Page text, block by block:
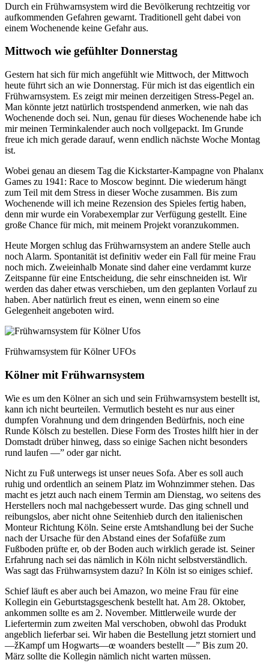
Durch ein Frühwarnsystem wird die Bevölkerung rechtzeitig vor
aufkommenden Gefahren gewarnt. Traditionell geht dabei von
einem Wochenende keine Gefahr aus.
Mittwoch wie gefühlter Donnerstag
Gestern hat sich für mich angefühlt wie Mittwoch, der Mittwoch
heute führt sich an wie Donnerstag. Für mich ist das eigentlich ein
Frühwarnsystem. Es zeigt mir meinen derzeitigen Stress-Pegel an.
Man könnte jetzt natürlich trostspendend anmerken, wie nah das
Wochenende doch sei. Nun, genau für dieses Wochenende habe ich
mir meinen Terminkalender auch noch vollgepackt. Im Grunde
freue ich mich gerade darauf, wenn endlich nächste Woche Montag
ist.
Wobei genau an diesem Tag die Kickstarter-Kampagne von Phalanx
Games zu 1941: Race to Moscow beginnt. Die wiederum hängt
zum Teil mit dem Stress in dieser Woche zusammen. Bis zum
Wochenende will ich meine Rezension des Spieles fertig haben,
denn mir wurde ein Vorabexemplar zur Verfügung gestellt. Eine
große Chance für mich, mit meinem Projekt voranzukommen.
Heute Morgen schlug das Frühwarnsystem an andere Stelle auch
noch Alarm. Spontanität ist definitiv weder ein Fall für meine Frau
noch mich. Zweieinhalb Monate sind daher eine verdammt kurze
Zeitspanne für eine Entscheidung, die sehr einschneiden ist. Wir
werden das daher etwas verschieben, um den geplanten Vorlauf zu
haben. Aber natürlich freut es einen, wenn einem so eine
Gelegenheit angeboten wird.
Frühwarnsystem für Kölner UFOs
Kölner mit Frühwarnsystem
Wie es um den Kölner an sich und sein Frühwarnsystem bestellt ist,
kann ich nicht beurteilen. Vermutlich besteht es nur aus einer
dumpfen Vorahnung und dem dringenden Bedürfnis, noch eine
Runde Kölsch zu bestellen. Diese Form des Trostes hilft hier in der
Domstadt drüber hinweg, dass so einige Sachen nicht besonders
rund laufen —” oder gar nicht.
Nicht zu Fuß unterwegs ist unser neues Sofa. Aber es soll auch
ruhig und ordentlich an seinem Platz im Wohnzimmer stehen. Das
macht es jetzt auch nach einem Termin am Dienstag, wo seitens des
Herstellers noch mal nachgebessert wurde. Das ging schnell und
reibungslos, aber nicht ohne Seitenhieb durch den italienischen
Monteur Richtung Köln. Seine erste Amtshandlung bei der Suche
nach der Ursache für den Abstand eines der Sofafüße zum
Fußboden prüfte er, ob der Boden auch wirklich gerade ist. Seiner
Erfahrung nach sei das nämlich in Köln nicht selbstverständlich.
Was sagt das Frühwarnsystem dazu? In Köln ist so einiges schief.
Schief läuft es aber auch bei Amazon, wo meine Frau für eine
Kollegin ein Geburtstagsgeschenk bestellt hat. Am 28. Oktober,
ankommen sollte es am 2. November. Mittlerweile wurde der
Liefertermin zum zweiten Mal verschoben, obwohl das Produkt
angeblich lieferbar sei. Wir haben die Bestellung jetzt storniert und
—žKampf um Hogwarts—œ woanders bestellt —” Bis zum 20.
März sollte die Kollegin nämlich nicht warten müssen.